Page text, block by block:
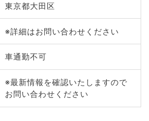
東京都大田区
※詳細はお問い合わせください
車通勤不可
※最新情報を確認いたしますので
お問い合わせください